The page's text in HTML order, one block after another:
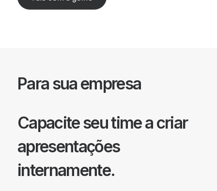
Para sua empresa
Capacite seu time a criar
apresentações
internamente.